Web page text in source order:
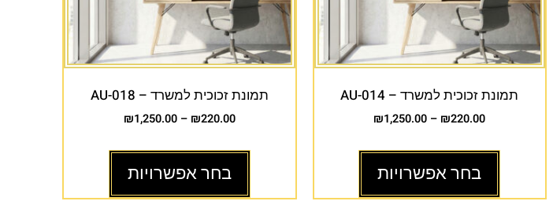
תמונת זכוכית למשרד – AU-014
₪220.00
–
₪1,250.00
בחר אפשרויות
תמונת זכוכית למשרד – AU-018
₪220.00
–
₪1,250.00
בחר אפשרויות